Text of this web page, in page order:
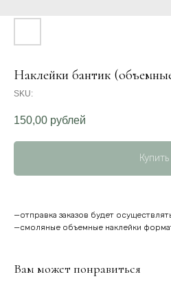
Наклейки бантик
SKU:
150,00 рублей
Купить
—отправка заказов будет
—смоляные объемные наклейки
Вам может понравиться